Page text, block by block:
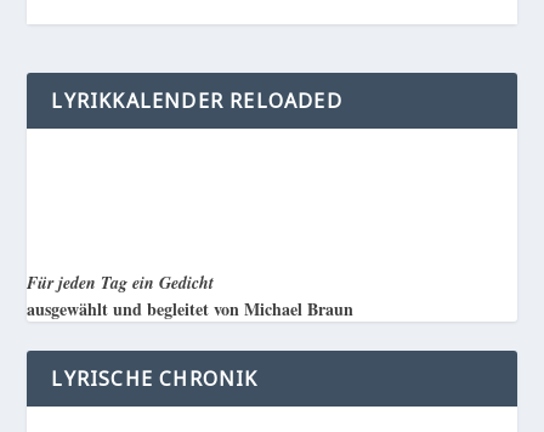
LYRIKKALENDER RELOADED
Für jeden Tag ein Gedicht
ausgewählt und begleitet von Michael Braun
LYRISCHE CHRONIK